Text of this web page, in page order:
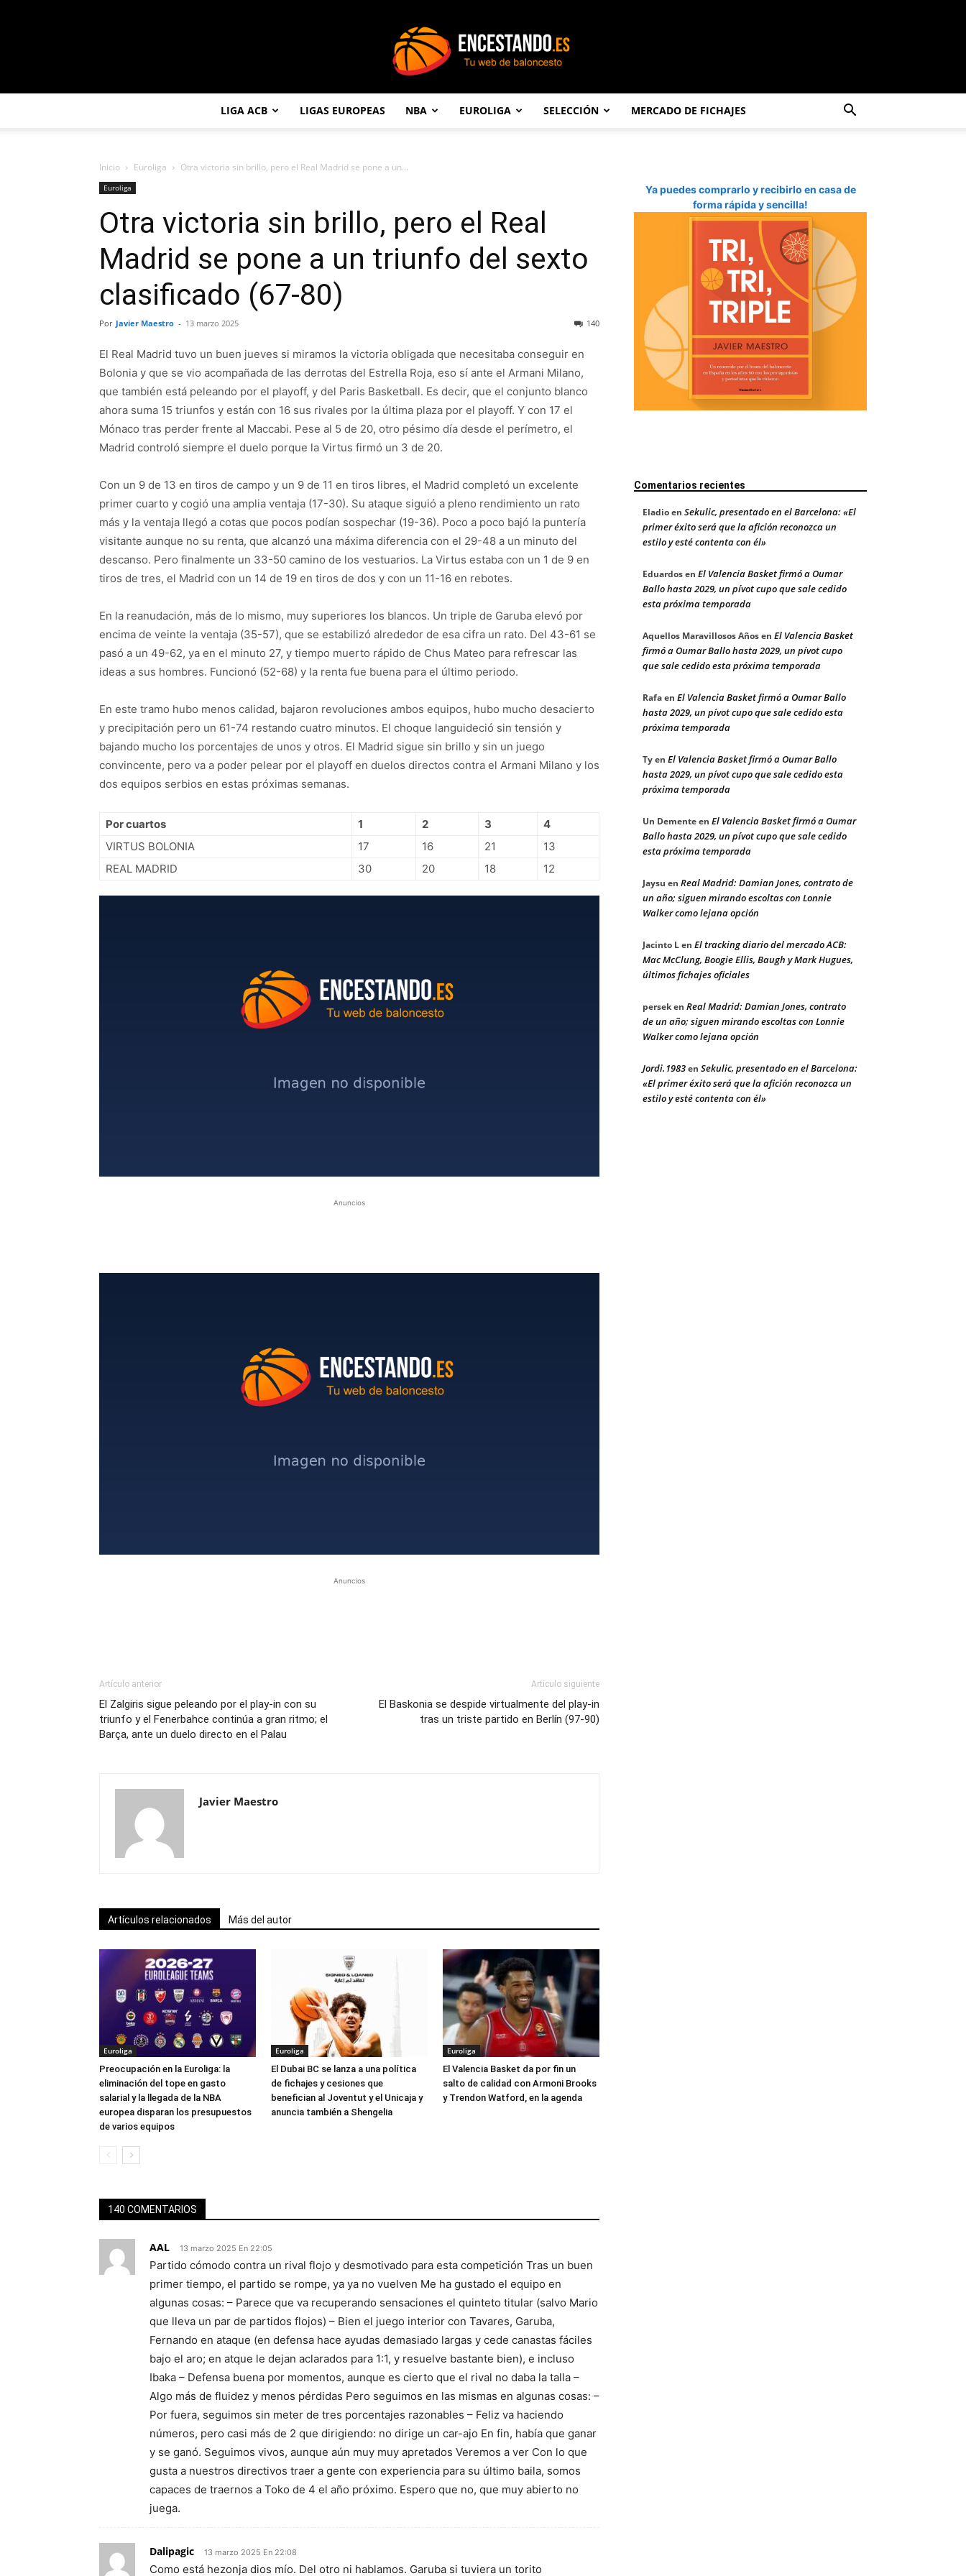
LIGA ACB LIGAS EUROPEAS NBA EUROLIGA SELECCIÓN MERCADO DE FICHAJES
Inicio Euroliga Otra victoria sin brillo, pero el Real Madrid se pone a un...
Euroliga
Otra victoria sin brillo, pero el Real
Madrid se pone a un triunfo del sexto
clasificado (67-80)
Por Javier Maestro - 13 marzo 2025 140
El Real Madrid tuvo un buen jueves si miramos la victoria obligada que necesitaba conseguir en
Bolonia y que se vio acompañada de las derrotas del Estrella Roja, eso sí ante el Armani Milano,
que también está peleando por el playoff, y del Paris Basketball. Es decir, que el conjunto blanco
ahora suma 15 triunfos y están con 16 sus rivales por la última plaza por el playoff. Y con 17 el
Mónaco tras perder frente al Maccabi. Pese al 5 de 20, otro pésimo día desde el perímetro, el
Madrid controló siempre el duelo porque la Virtus firmó un 3 de 20.
Con un 9 de 13 en tiros de campo y un 9 de 11 en tiros libres, el Madrid completó un excelente
primer cuarto y cogió una amplia ventaja (17-30). Su ataque siguió a pleno rendimiento un rato
más y la ventaja llegó a cotas que pocos podían sospechar (19-36). Poco a poco bajó la puntería
visitante aunque no su renta, que alcanzó una máxima diferencia con el 29-48 a un minuto del
descanso. Pero finalmente un 33-50 camino de los vestuarios. La Virtus estaba con un 1 de 9 en
tiros de tres, el Madrid con un 14 de 19 en tiros de dos y con un 11-16 en rebotes.
En la reanudación, más de lo mismo, muy superiores los blancos. Un triple de Garuba elevó por
encima de veinte la ventaja (35-57), que se estabilizó alrededor de esa cifra un rato. Del 43-61 se
pasó a un 49-62, ya en el minuto 27, y tiempo muerto rápido de Chus Mateo para refrescar las
ideas a sus hombres. Funcionó (52-68) y la renta fue buena para el último periodo.
En este tramo hubo menos calidad, bajaron revoluciones ambos equipos, hubo mucho desacierto
y precipitación pero un 61-74 restando cuatro minutos. El choque languideció sin tensión y
bajando mucho los porcentajes de unos y otros. El Madrid sigue sin brillo y sin un juego
convincente, pero va a poder pelear por el playoff en duelos directos contra el Armani Milano y los
dos equipos serbios en estas próximas semanas.
Por cuartos 1 2 3
4
VIRTUS BOLONIA
17 16 21
13
REAL MADRID
30 20 18 12
Anuncios
Anuncios
Artículo anterior
El Zalgiris sigue peleando por el play-in con su
triunfo y el Fenerbahce continúa a gran ritmo; el
Barça, ante un duelo directo en el Palau
Artículo siguiente
El Baskonia se despide virtualmente del play-in
tras un triste partido en Berlín (97-90)
Javier Maestro
Artículos relacionados Más del autor
Euroliga
Preocupación en la Euroliga: la
eliminación del tope en gasto
salarial y la llegada de la NBA
europea disparan los presupuestos
de varios equipos
Euroliga
El Dubai BC se lanza a una política
de fichajes y cesiones que
benefician al Joventut y el Unicaja y
anuncia también a Shengelia
Euroliga
El Valencia Basket da por fin un
salto de calidad con Armoni Brooks
y Trendon Watford, en la agenda
140 COMENTARIOS
AAL 13 marzo 2025 En 22:05
Partido cómodo contra un rival flojo y desmotivado para esta competición Tras un buen
primer tiempo, el partido se rompe, ya ya no vuelven Me ha gustado el equipo en
algunas cosas: – Parece que va recuperando sensaciones el quinteto titular (salvo Mario
que lleva un par de partidos flojos) – Bien el juego interior con Tavares, Garuba,
Fernando en ataque (en defensa hace ayudas demasiado largas y cede canastas fáciles
bajo el aro; en atque le dejan aclarados para 1:1, y resuelve bastante bien), e incluso
Ibaka – Defensa buena por momentos, aunque es cierto que el rival no daba la talla –
Algo más de fluidez y menos pérdidas Pero seguimos en las mismas en algunas cosas: –
Por fuera, seguimos sin meter de tres porcentajes razonables – Feliz va haciendo
números, pero casi más de 2 que dirigiendo: no dirige un car-ajo En fin, había que ganar
y se ganó. Seguimos vivos, aunque aún muy muy apretados Veremos a ver Con lo que
gusta a nuestros directivos traer a gente con experiencia para su último baila, somos
capaces de traernos a Toko de 4 el año próximo. Espero que no, que muy abierto no
juega.
Dalipagic 13 marzo 2025 En 22:08
Como está hezonja dios mío. Del otro ni hablamos. Garuba si tuviera un torito
Ya puedes comprarlo y recibirlo en casa de
forma rápida y sencilla!
Comentarios recientes
Eladioen Sekulic, presentado en el Barcelona: «El
primer éxito será que la afición reconozca un
estilo y esté contenta con él»
Eduardosen El Valencia Basket firmó a Oumar
Ballo hasta 2029, un pívot cupo que sale cedido
esta próxima temporada
Aquellos Maravillosos Añosen El Valencia Basket
firmó a Oumar Ballo hasta 2029, un pívot cupo
que sale cedido esta próxima temporada
Rafaen El Valencia Basket firmó a Oumar Ballo
hasta 2029, un pívot cupo que sale cedido esta
próxima temporada
Tyen El Valencia Basket firmó a Oumar Ballo
hasta 2029, un pívot cupo que sale cedido esta
próxima temporada
Un Dementeen El Valencia Basket firmó a Oumar
Ballo hasta 2029, un pívot cupo que sale cedido
esta próxima temporada
Jaysu en Real Madrid: Damian Jones, contrato de
un año; siguen mirando escoltas con Lonnie
Walker como lejana opción
Jacinto Len El tracking diario del mercado ACB:
Mac McClung, Boogie Ellis, Baugh y Mark Hugues,
últimos fichajes oficiales
perseken Real Madrid: Damian Jones, contrato
de un año; siguen mirando escoltas con Lonnie
Walker como lejana opción
Jordi.1983en Sekulic, presentado en el Barcelona:
«El primer éxito será que la afición reconozca un
estilo y esté contenta con él»